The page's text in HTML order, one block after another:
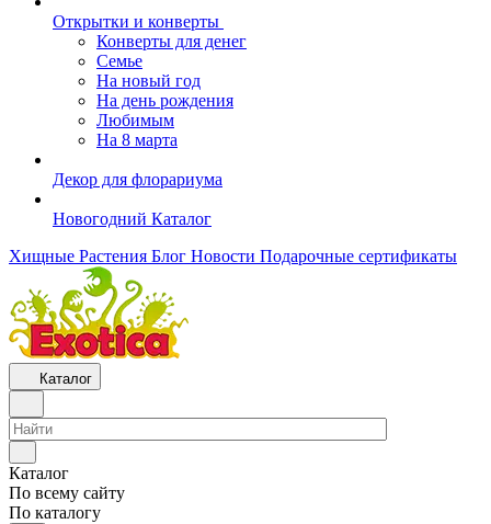
Открытки и конверты
Конверты для денег
Семье
На новый год
На день рождения
Любимым
На 8 марта
Декор для флорариума
Новогодний Каталог
Хищные Растения Блог Новости Подарочные сертификаты
Каталог
Каталог
По всему сайту
По каталогу